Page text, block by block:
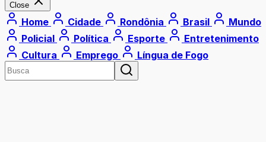
Close
Home Cidade Rondônia Brasil
Mundo
Policial
Política Esporte
Entretenimento
Cultura
Emprego Língua de Fogo